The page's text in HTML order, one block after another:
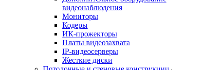
видеонаблюдения
Мониторы
Кодеры
ИК-прожекторы
Платы видеозахвата
IP-видеосерверы
Жесткие диски